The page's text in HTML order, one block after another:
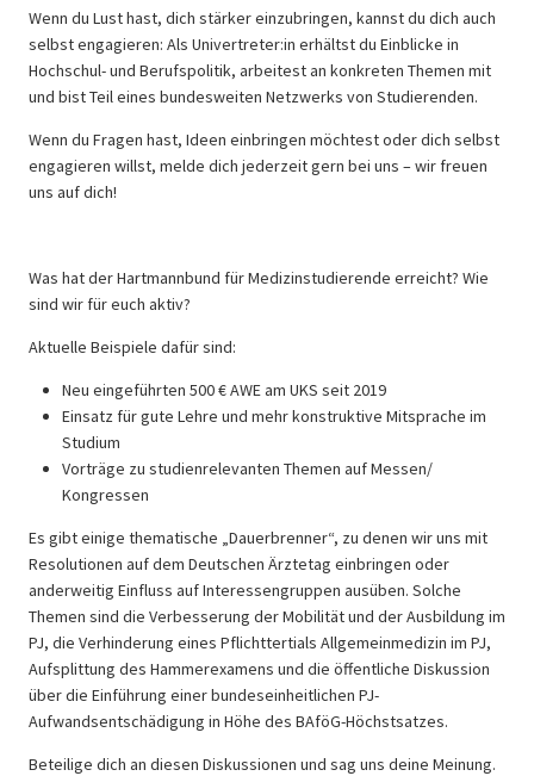
Wenn du Lust hast, dich stärker einzubringen, kannst du dich auch
selbst engagieren: Als Univertreter:in erhältst du Einblicke in
Hochschul‑ und Berufspolitik, arbeitest an konkreten Themen mit
und bist Teil eines bundesweiten Netzwerks von Studierenden.
Wenn du Fragen hast, Ideen einbringen möchtest oder dich selbst
engagieren willst, melde dich jederzeit gern bei uns – wir freuen
uns auf dich!
Was hat der Hartmannbund für Medizinstudierende erreicht? Wie
sind wir für euch aktiv?
Aktuelle Beispiele dafür sind:
Neu eingeführten 500 € AWE am UKS seit 2019
Einsatz für gute Lehre und mehr konstruktive Mitsprache im
Studium
Vorträge zu studienrelevanten Themen auf Messen/
Kongressen
Es gibt einige thematische „Dauerbrenner“, zu denen wir uns mit
Resolutionen auf dem Deutschen Ärztetag einbringen oder
anderweitig Einfluss auf Interessengruppen ausüben. Solche
Themen sind die Verbesserung der Mobilität und der Ausbildung im
PJ, die Verhinderung eines Pflichttertials Allgemeinmedizin im PJ,
Aufsplittung des Hammerexamens und die öffentliche Diskussion
über die Einführung einer bundeseinheitlichen PJ-
Aufwandsentschädigung in Höhe des BAföG-Höchstsatzes.
Beteilige dich an diesen Diskussionen und sag uns deine Meinung.